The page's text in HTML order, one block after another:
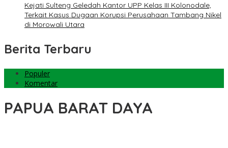
Kejati Sulteng Geledah Kantor UPP Kelas III Kolonodale,
Terkait Kasus Dugaan Korupsi Perusahaan Tambang Nikel
di Morowali Utara
Berita Terbaru
Populer
Komentar
PAPUA BARAT DAYA